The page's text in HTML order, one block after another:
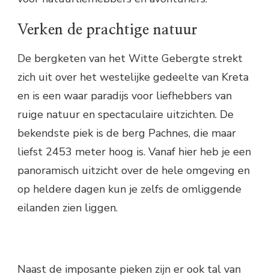
Verken de prachtige natuur
De bergketen van het Witte Gebergte strekt
zich uit over het westelijke gedeelte van Kreta
en is een waar paradijs voor liefhebbers van
ruige natuur en spectaculaire uitzichten. De
bekendste piek is de berg Pachnes, die maar
liefst 2453 meter hoog is. Vanaf hier heb je een
panoramisch uitzicht over de hele omgeving en
op heldere dagen kun je zelfs de omliggende
eilanden zien liggen.
Naast de imposante pieken zijn er ook tal van